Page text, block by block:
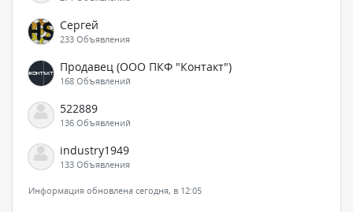
Сергей
233 Объявления
Продавец (ООО ПКФ "Контакт")
168 Объявлений
522889
136 Объявлений
industry1949
133 Объявления
Информация обновлена сегодня, в 12:05